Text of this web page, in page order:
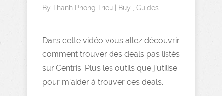
By Thanh Phong Trieu Buy Guides
Dans cette vidéo vous allez découvrir
comment trouver des deals pas listés
sur Centris. Plus les outils que j’utilise
pour m’aider à trouver ces deals.